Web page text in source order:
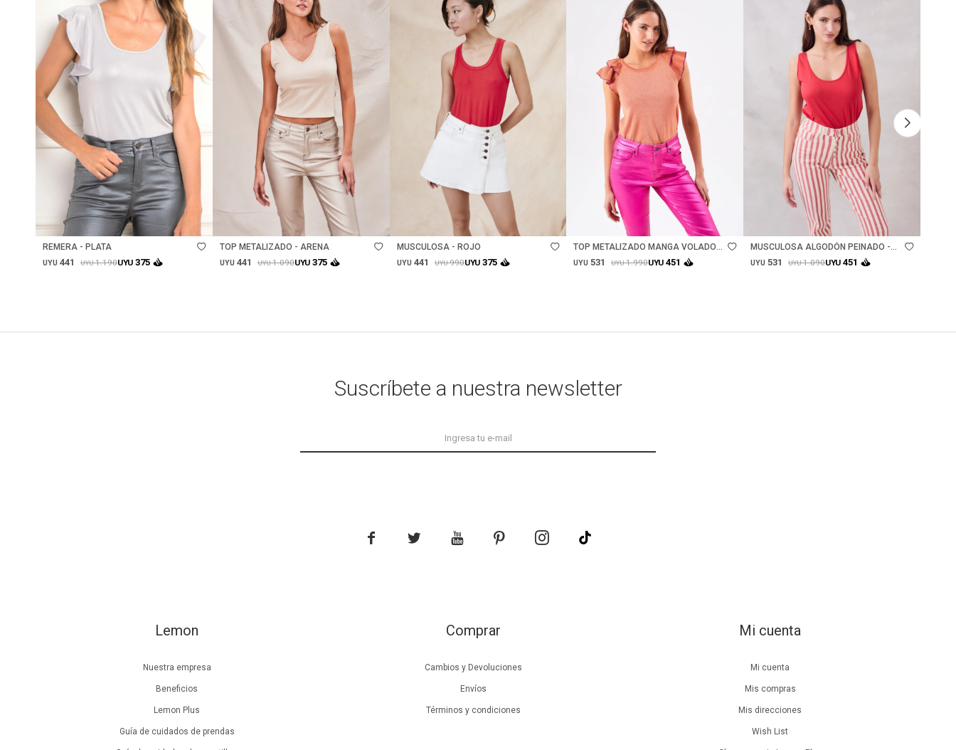
Talle
REMERA - PLATA
UYU 441 UYU1.190UYU 375
TOP METALIZADO - ARENA
UYU 441 UYU1.090UYU 375
MUSCULOSA - ROJO
UYU 441 UYU990UYU 375
Talle
TOP METALIZADO MANGA VOLADOS
- OCHER
UYU 531 UYU1.990UYU 451
MUSCULOSA ALGODÓN PEINADO -
ROJO
UYU 531 UYU1.090UYU 451
Lemon
Nuestra empresa
Beneficios
Lemon Plus
Guía de cuidados de prendas
Comprar
Cambios y Devoluciones
Envíos
Términos y condiciones
Mi cuenta
Mi cuenta
Mis compras
Mis direcciones
Wish List
Suscríbete a nuestra newsletter
    